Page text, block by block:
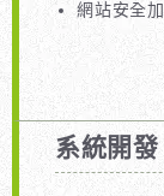
網站安全
系統開發